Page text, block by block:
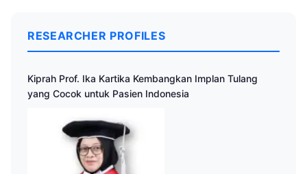
RESEARCHER PROFILES
Kiprah Prof. Ika Kartika Kembangkan Implan Tulang
yang Cocok untuk Pasien Indonesia